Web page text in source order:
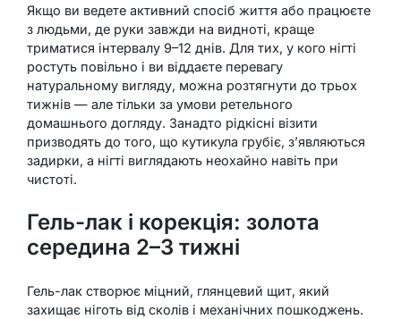
Якщо ви ведете активний спосіб життя або працюєте
з людьми, де руки завжди на видноті, краще
триматися інтервалу 9–12 днів. Для тих, у кого нігті
ростуть повільно і ви віддаєте перевагу
натуральному вигляду, можна розтягнути до трьох
тижнів — але тільки за умови ретельного
домашнього догляду. Занадто рідкісні візити
призводять до того, що кутикула грубіє, з’являються
задирки, а нігті виглядають неохайно навіть при
чистоті.
Гель-лак і корекція: золота
середина 2–3 тижні
Гель-лак створює міцний, глянцевий щит, який
захищає ніготь від сколів і механічних пошкоджень.